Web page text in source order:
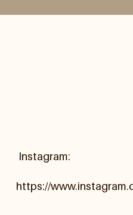
Instagram:
https://